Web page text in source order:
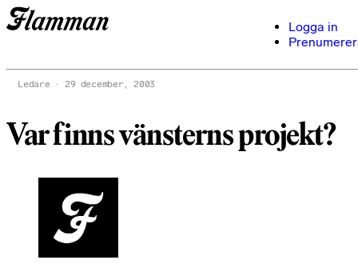
Logga in
Ledare 29 december, 2003
Var finns vänsterns projekt?